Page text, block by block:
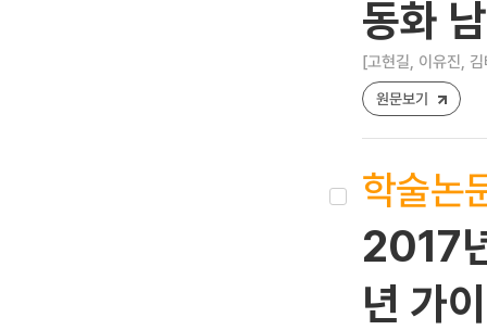
동화
[고현길, 이유진,
원문보기
학술논
2017
년 가